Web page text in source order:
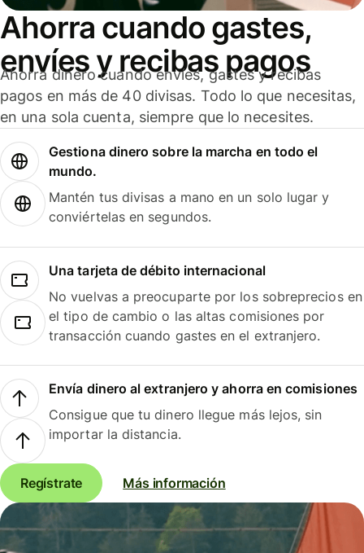
Ahorra cuando gastes,
envíes y recibas pagos
Ahorra dinero cuando envíes, gastes y recibas
pagos en más de 40 divisas. Todo lo que necesitas,
en una sola cuenta, siempre que lo necesites.
Gestiona dinero sobre la marcha en todo el
mundo.
Mantén tus divisas a mano en un solo lugar y
conviértelas en segundos.
Una tarjeta de débito internacional
No vuelvas a preocuparte por los sobreprecios en
el tipo de cambio o las altas comisiones por
transacción cuando gastes en el extranjero.
Envía dinero al extranjero y ahorra en comisiones
Consigue que tu dinero llegue más lejos, sin
importar la distancia.
Regístrate Más información